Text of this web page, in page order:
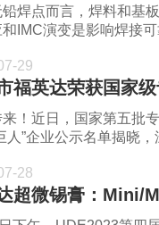
铅焊点而言，焊料和基
IMC演变是影响焊接
反应会生成Cu6Sn5 IMC
焊点性能，可以对Cu
29
！近日，国家第五批
人”企业公示名单揭晓，
级专精特新“小巨人”企
28